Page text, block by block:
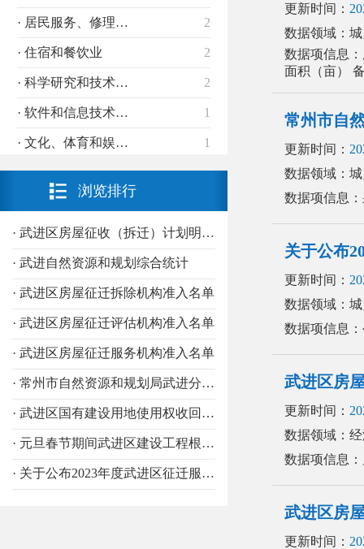
· 居民服务、修理和其他服务 2
· 住宿和餐饮业 2
· 科学研究和技术服务业 2
· 软件和信息技术服务业 1
· 文化、体育和娱乐业 1
浏览排行
· 武进区房屋征收（拆迁）计划明细表
· 武进自然资源和规划综合统计
· 武进区房屋征迁拆除机构准入名单
· 武进区房屋征迁评估机构准入名单
· 武进区房屋征迁服务机构准入名单
· 常州市自然资源和规划局武进分局部门决算
· 武进区国有建设用地使用权收回台账
· 元旦春节期间武进区建设工程根治拖欠工程款和农民工工资问题的情况通报
· 关于公布2023年度武进区征迁服务机构、评估机构和拆除机构备案登记名单的通知
更新时间：
数据领域：
数据项信息
面积（亩）
常州市自
更新时间：
数据领域：
数据项信息
关于公布
更新时间：
数据领域：
数据项信息
武进区房
更新时间：
数据领域：
数据项信息
武进区房
更新时间：